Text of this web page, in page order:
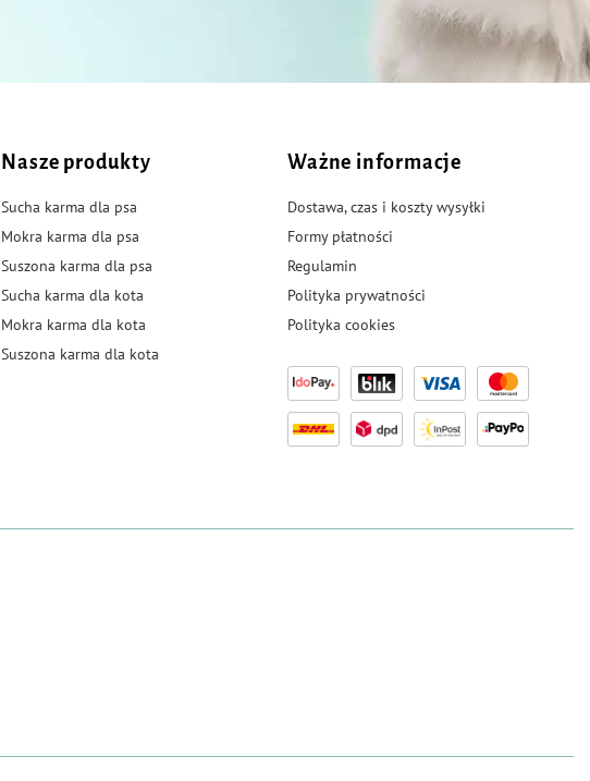
Nasze produkty
Sucha karma dla psa
Mokra karma dla psa
Suszona karma dla psa
Sucha karma dla kota
Mokra karma dla kota
Suszona karma dla kota
Ważne informacje
Dostawa, czas i koszty wysyłki
Formy płatności
Regulamin
Polityka prywatności
Polityka cookies